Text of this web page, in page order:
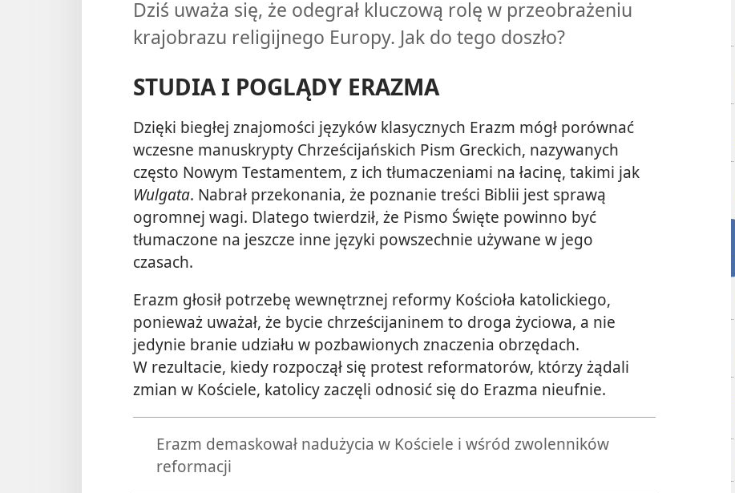
Dziś uważa się, że odegrał kluczową rolę w przeobrażeniu
krajobrazu religijnego Europy. Jak do tego doszło?
STUDIA I POGLĄDY ERAZMA
Dzięki biegłej znajomości języków klasycznych Erazm mógł porównać
wczesne manuskrypty Chrześcijańskich Pism Greckich, nazywanych
często Nowym Testamentem, z ich tłumaczeniami na łacinę, takimi jak
Wulgata. Nabrał przekonania, że poznanie treści Biblii jest sprawą
ogromnej wagi. Dlatego twierdził, że Pismo Święte powinno być
tłumaczone na jeszcze inne języki powszechnie używane w jego
czasach.
Erazm głosił potrzebę wewnętrznej reformy Kościoła katolickiego,
ponieważ uważał, że bycie chrześcijaninem to droga życiowa, a nie
jedynie branie udziału w pozbawionych znaczenia obrzędach.
W rezultacie, kiedy rozpoczął się protest reformatorów, którzy żądali
zmian w Kościele, katolicy zaczęli odnosić się do Erazma nieufnie.
Erazm demaskował nadużycia w Kościele i wśród zwolenników
reformacji